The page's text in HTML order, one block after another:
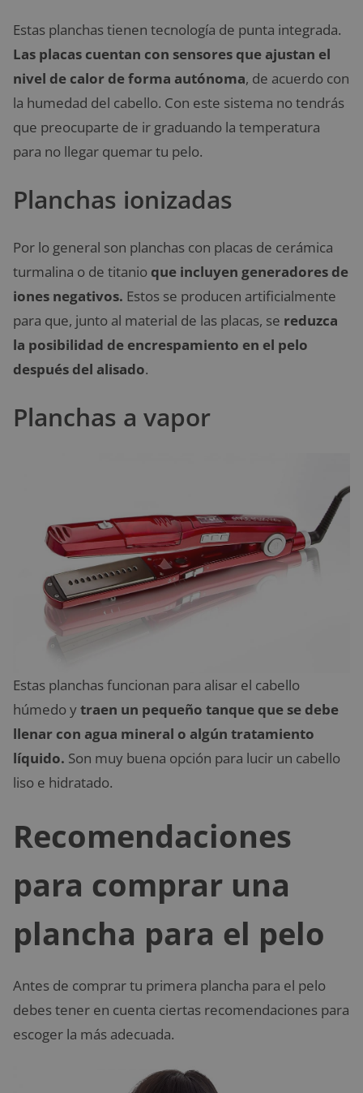
Estas planchas tienen tecnología de punta integrada.
Las placas cuentan con sensores que ajustan el
nivel de calor de forma autónoma, de acuerdo con
la humedad del cabello. Con este sistema no tendrás
que preocuparte de ir graduando la temperatura
para no llegar quemar tu pelo.
Planchas ionizadas
Por lo general son planchas con placas de cerámica
turmalina o de titanio que incluyen generadores de
iones negativos. Estos se producen artificialmente
para que, junto al material de las placas, se reduzca
la posibilidad de encrespamiento en el pelo
después del alisado.
Planchas a vapor
Estas planchas funcionan para alisar el cabello
húmedo ytraen un pequeño tanque que se debe
llenar con agua mineral o algún tratamiento
líquido. Son muy buena opción para lucir un cabello
liso e hidratado.
Recomendaciones
para comprar una
plancha para el pelo
Antes de comprar tu primera plancha para el pelo
debes tener en cuenta ciertas recomendaciones para
escoger la más adecuada.